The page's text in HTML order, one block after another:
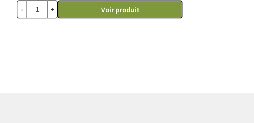
- + Voir produit